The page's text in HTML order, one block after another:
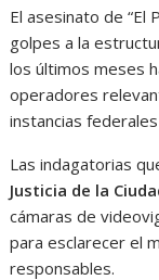
El asesinato de “El
golpes a la
los últimos meses
operadores
instancias
Las indagatorias
Justicia de la
cámaras de
para esclarecer el
responsables.